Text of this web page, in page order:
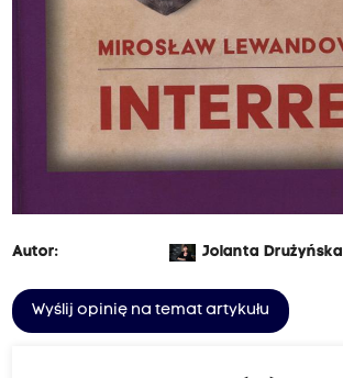
Autor: Jolanta Drużyńska
Wyślij opinię na temat artykułu